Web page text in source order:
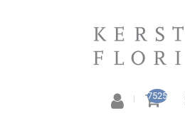
7525